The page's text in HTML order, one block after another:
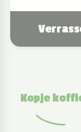
Kopje